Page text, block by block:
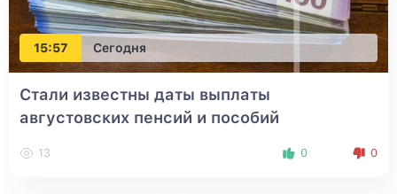
15:57 Сегодня
Стали известны даты выплаты
августовских пенсий и пособий
13 0 0